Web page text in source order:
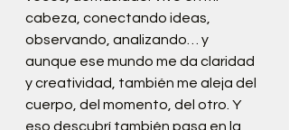
cabeza, conectando ideas,
observando, analizando… y
aunque ese mundo me da claridad
y creatividad, también me aleja del
cuerpo, del momento, del otro. Y
eso descubrí también pasa en la